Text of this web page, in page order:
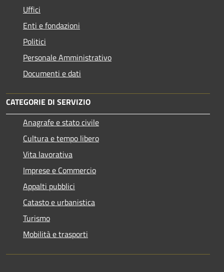
Uffici
Enti e fondazioni
Politici
Personale Amministrativo
Documenti e dati
CATEGORIE DI SERVIZIO
Anagrafe e stato civile
Cultura e tempo libero
Vita lavorativa
Imprese e Commercio
Appalti pubblici
Catasto e urbanistica
Turismo
Mobilità e trasporti